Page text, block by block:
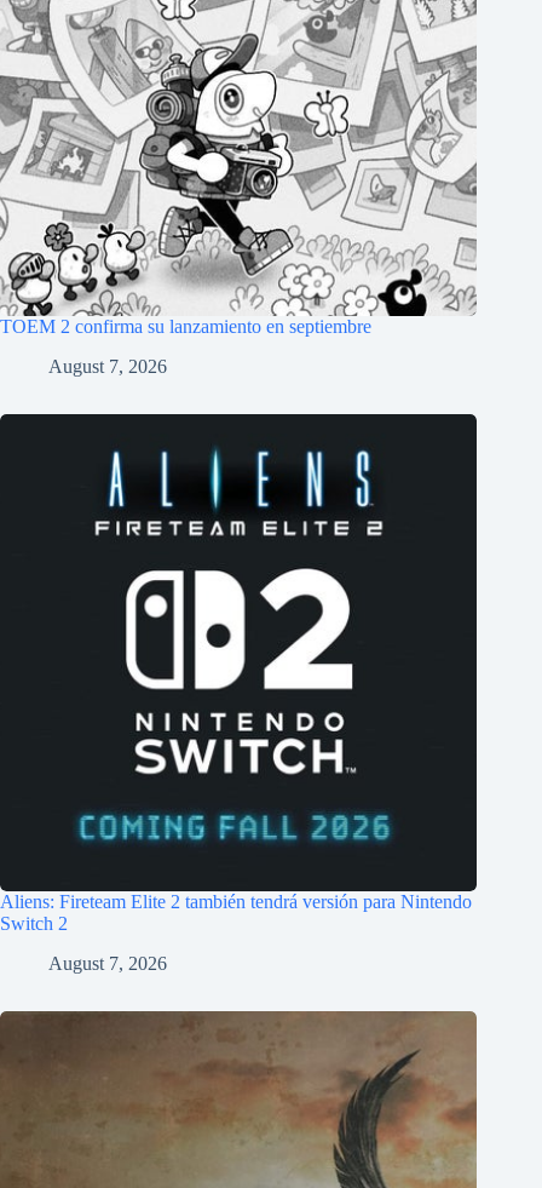
TOEM 2 confirma su lanzamiento en septiembre
August 7, 2026
Aliens: Fireteam Elite 2 también tendrá versión para Nintendo
Switch 2
August 7, 2026